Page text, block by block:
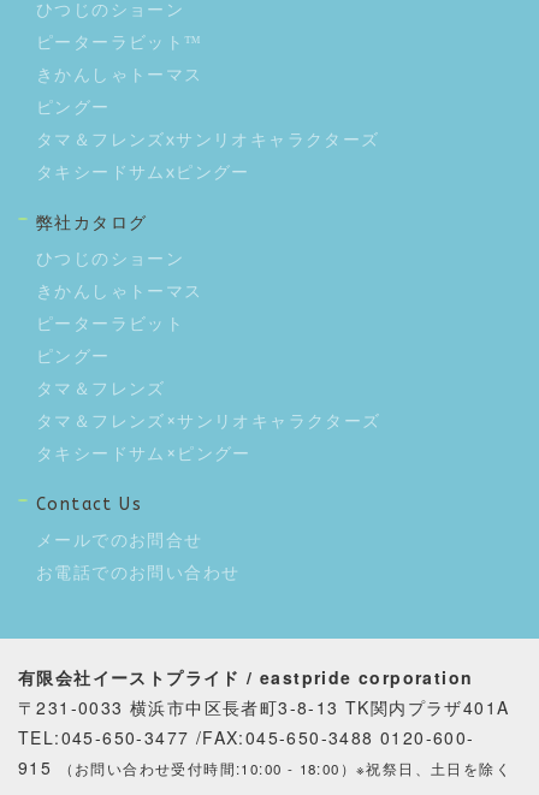
ひつじのショーン
ピーターラビット™
きかんしゃトーマス
ピングー
タマ＆フレンズxサンリオキャラクターズ
タキシードサムxピングー
弊社カタログ
ひつじのショーン
きかんしゃトーマス
ピーターラビット
ピングー
タマ＆フレンズ
タマ＆フレンズ×サンリオキャラクターズ
タキシードサム×ピングー
Contact Us
メールでのお問合せ
お電話でのお問い合わせ
有限会社イーストプライド / eastpride corporation
〒231-0033 横浜市中区長者町3-8-13 TK関内プラザ401A
TEL:045-650-3477 /FAX:045-650-3488 0120-600-
915
（お問い合わせ受付時間:10:00 - 18:00）※祝祭日、土日を除く